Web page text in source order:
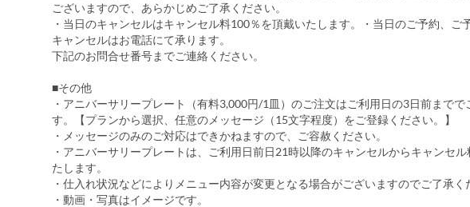
ございますので、あらかじめご了承ください。
・当日のキャンセルはキャンセル料100％を頂戴いたします。・当日のご予約、ご
キャンセルはお電話にて承ります。
下記のお問合せ番号までご連絡ください。
■その他
・アニバーサリープレート（有料3,000円/1皿）のご注文はご利用日の3日前までで
す。【プランから選択、任意のメッセージ（15文字程度）をご登録ください。】
・メッセージのみのご対応はできかねますので、ご容赦ください。
・アニバーサリープレートは、ご利用日前日21時以降のキャンセルからキャンセ
たします。
・仕入れ状況などによりメニュー内容が変更となる場合がございますのでご了承く
・動画・写真はイメージです。